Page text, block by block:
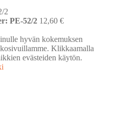
PE-52/2 12,60 €
hyvän kokemuksen
Klikkaamalla
evästeiden käytön.